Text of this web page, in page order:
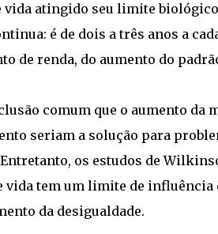
vida atingido seu limite
é de dois a três anos a
de renda, do aumento do
comum que o aumento da
seriam a solução para
os estudos de
vida tem um limite de
da desigualdade.